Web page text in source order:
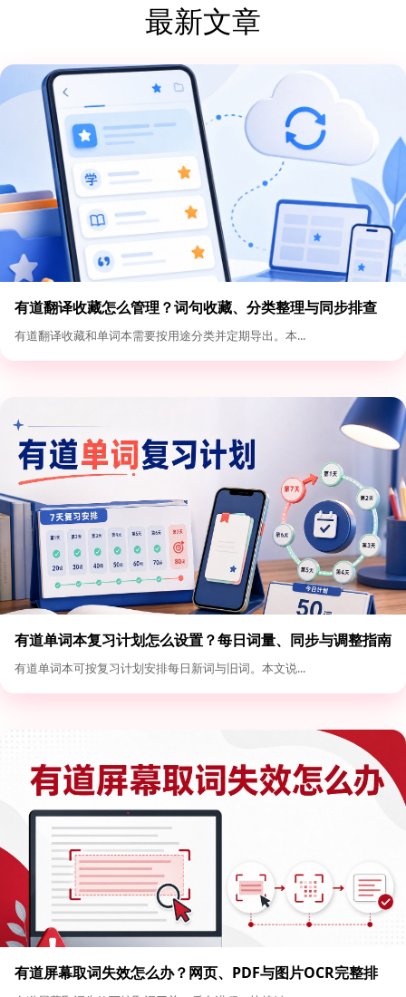
最新文章
有道翻译收藏怎么管理？词句收藏、分类整理与同步排查
有道翻译收藏和单词本需要按用途分类并定期导出。本...
有道单词本复习计划怎么设置？每日词量、同步与调整指南
有道单词本可按复习计划安排每日新词与旧词。本文说...
有道屏幕取词失效怎么办？网页、PDF与图片OCR完整排